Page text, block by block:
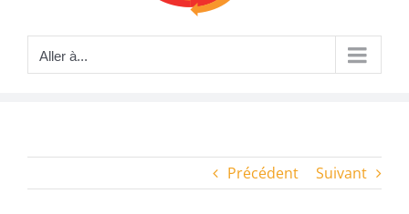
Aller à...
Précédent Suivant